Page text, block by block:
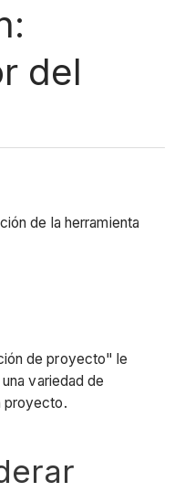
del
de la herramienta
de proyecto" le
variedad de
proyecto.